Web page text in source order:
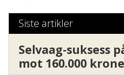
Siste artikler
Selvaag-suksess
mot 160.000